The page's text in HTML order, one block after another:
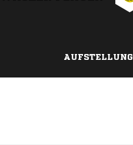
AUFSTELLUNG